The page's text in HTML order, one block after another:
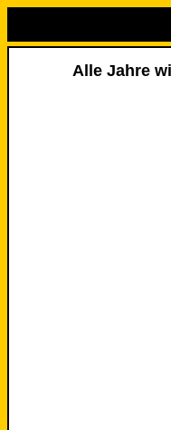
Alle Jahre